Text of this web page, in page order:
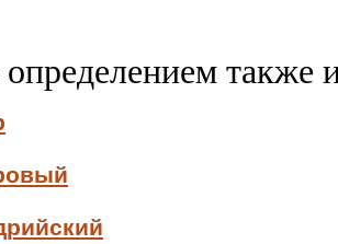
также